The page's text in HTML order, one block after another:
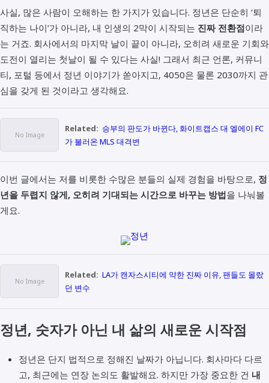
사실, 많은 사람이 오해하는 한 가지가 있습니다. 정년은 단순히 ‘퇴
직하는 나이’가 아니라, 내 인생의 2막이 시작되는 진짜 전환점이라
는 거죠. 회사에서의 마지막 날이 끝이 아니라, 오히려 새로운 기회와
도전이 열리는 첫날이 될 수 있다는 사실! 그래서 최근 언론, 커뮤니
티, 포털 등에서 정년 이야기가 쏟아지고, 4050은 물론 2030까지 관
심을 갖게 된 것이라고 생각해요.
Related: 승부의 판도가 바뀐다, 화이트캡스 대 엘에이 FC
가 불러온 MLS 대격변
이번 글에서는 저를 비롯한 수많은 분들의 실제 경험을 바탕으로, 정
년을 두렵지 않게, 오히려 기대되는 시간으로 바꾸는 방법을 나눠볼
게요.
Related: LA가 캔자스시티에 약한 진짜 이유, 팬들도 몰랐
던 변수
정년, 숫자가 아닌 내 삶의 새로운 시작점
정년은 단지 법적으로 정해진 날짜가 아닙니다. 회사마다 다르
고, 최근에는 연장 논의도 활발해요. 하지만 가장 중요한 건 내